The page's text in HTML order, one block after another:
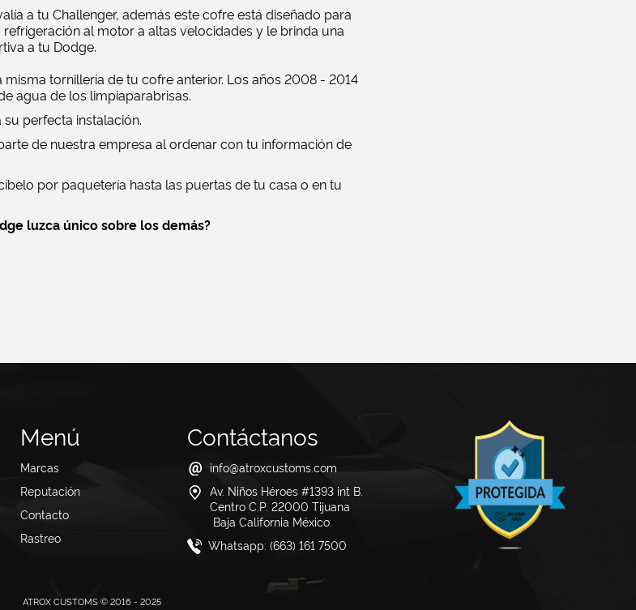
a tu Challenger, además este cofre está diseñado para
al motor a altas velocidades y le brinda una
a tu Dodge.
misma tornillería de tu cofre anterior. Los años 2008 - 2014
agua de los limpiaparabrisas.
perfecta instalación.
de nuestra empresa al ordenar con tu información de
por paquetería hasta las puertas de tu casa o en tu
luzca único sobre los demás?
Menú
Marcas
Reputación
Contacto
Rastreo
Contáctanos
info@atroxcustoms.com
Av. Niños Héroes #1393 int B.
Centro C.P. 22000 Tijuana
Baja California México.
Whatsapp: (663) 161 7500
ATROX CUSTOMS © 2016 - 2025